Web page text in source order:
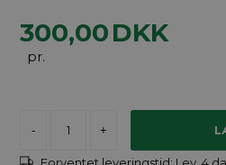
300,00DKK
pr.
- +
Forventet leveringstid: Lev. 4